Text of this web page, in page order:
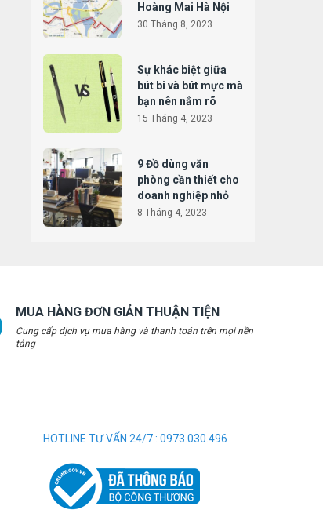
Hoàng Mai Hà Nội
30 Tháng 8, 2023
Sự khác biệt giữa
bút bi và bút mực mà
bạn nên nắm rõ
15 Tháng 4, 2023
9 Đồ dùng văn
phòng cần thiết cho
doanh nghiệp nhỏ
8 Tháng 4, 2023
MUA HÀNG ĐƠN GIẢN THUẬN TIỆN
Cung cấp dịch vụ mua hàng và thanh toán trên mọi nền
tảng
HOTLINE TƯ VẤN 24/7 : 0973.030.496